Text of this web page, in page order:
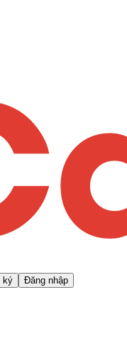
ký Đăng nhập